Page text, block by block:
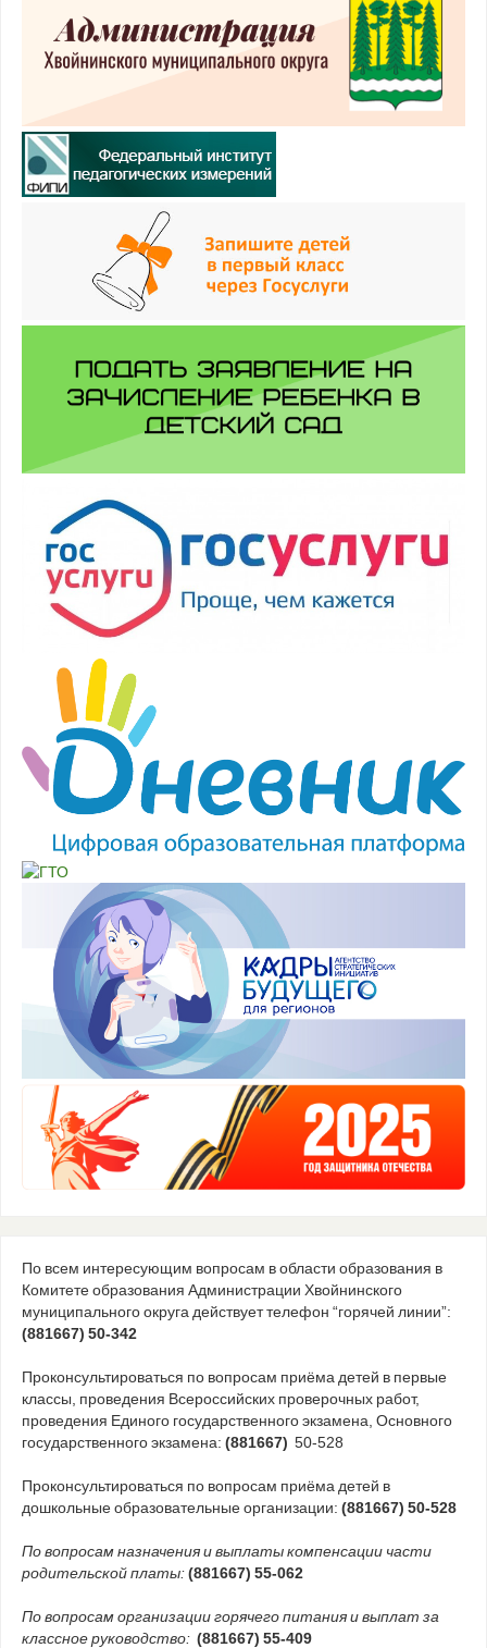
По всем интересующим вопросам в области образования в
Комитете образования Администрации Хвойнинского
муниципального округа действует телефон “горячей линии”:
(881667) 50-342
Проконсультироваться по вопросам приёма детей в первые
классы, проведения Всероссийских проверочных работ,
проведения Единого государственного экзамена, Основного
государственного экзамена: (881667) 50-528
Проконсультироваться по вопросам приёма детей в
дошкольные образовательные организации: (881667) 50-528
По вопросам назначения и выплаты компенсации части
родительской платы:(881667) 55-062
По вопросам организации горячего питания и выплат за
классное руководство:(881667) 55-409